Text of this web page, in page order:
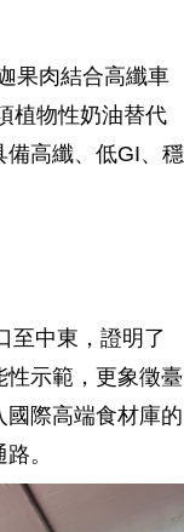
果肉結合高纖車
植物性奶油替代
備高纖、低GI、穩
至中東，證明了
性示範，更象徵臺
際高端食材庫的
。